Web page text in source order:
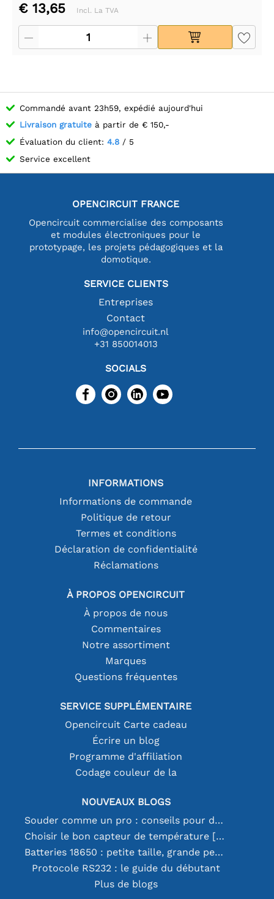
€ 13,65 Incl. La TVA
Commandé avant 23h59, expédié aujourd'hui
Livraison gratuite à partir de € 150,-
Évaluation du client: 4.8 / 5
Service excellent
OPENCIRCUIT FRANCE
Opencircuit commercialise des composants
et modules électroniques pour le
prototypage, les projets pédagogiques et la
domotique.
SERVICE CLIENTS
Entreprises
Contact
info@opencircuit.nl
+31 850014013
SOCIALS
INFORMATIONS
Informations de commande
Politique de retour
Termes et conditions
Déclaration de confidentialité
Réclamations
À PROPOS OPENCIRCUIT
À propos de nous
Commentaires
Notre assortiment
Marques
Questions fréquentes
SERVICE SUPPLÉMENTAIRE
Opencircuit Carte cadeau
Écrire un blog
Programme d'affiliation
Codage couleur de la
NOUVEAUX BLOGS
Souder comme un pro : conseils pour des connexions électroniques parfaites
Choisir le bon capteur de température [youtube]
Batteries 18650 : petite taille, grande performance
Protocole RS232 : le guide du débutant
Plus de blogs